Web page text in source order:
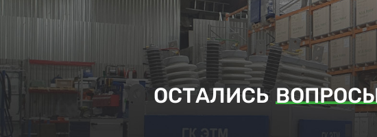
ОСТАЛИСЬ
Заполните поля ниже и оставьте заявку. Наш